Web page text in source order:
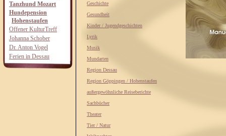
Tanzhund Mozart
Hundepension
Hohenstaufen
Offener KulturTreff
Johanna Schober
Dr. Anton Vogel
Ferien in Dessau
Geschichte
Gesundheit
Kinder / Jugendgeschichten
Lyrik
Musik
Mundarten
Region Dessau
Region Göppingen / Hohenstaufen
außergewöhnliche Reiseberichte
Sachbücher
Theater
Tier / Natur